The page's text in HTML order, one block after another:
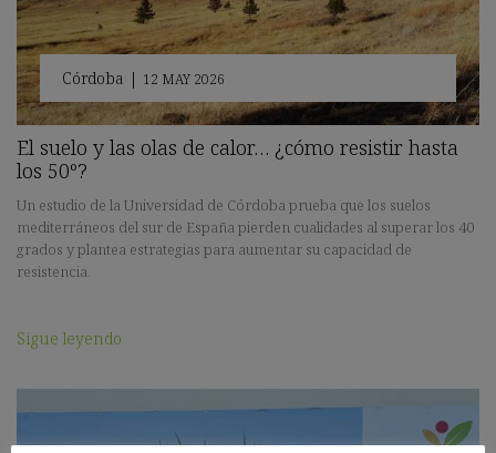
Córdoba | 12 MAY 2026
El suelo y las olas de calor… ¿cómo resistir hasta
los 50º?
Un estudio de la Universidad de Córdoba prueba que los suelos
mediterráneos del sur de España pierden cualidades al superar los 40
grados y plantea estrategias para aumentar su capacidad de
resistencia.
Sigue leyendo